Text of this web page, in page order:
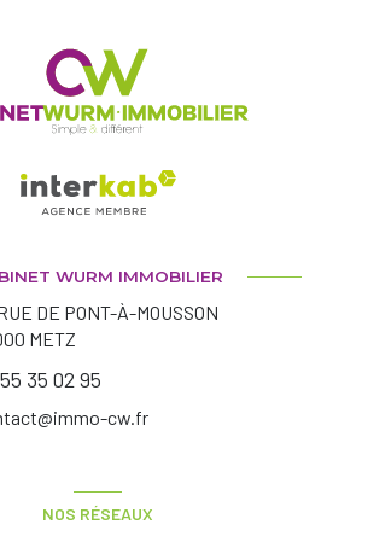
WURM IMMOBILIER
DE PONT-À-MOUSSON
METZ
35 02 95
cw.fr
NOS RÉSEAUX